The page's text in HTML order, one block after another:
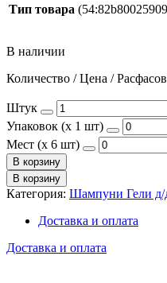
Тип товара
В наличии
Количество / Цена /
Штук
Упаковок (x 1 шт)
Мест (x 6 шт)
В корзину
В корзину
Категория: Шампуни Гели д/
Доставка и оплата
Доставка и оплата